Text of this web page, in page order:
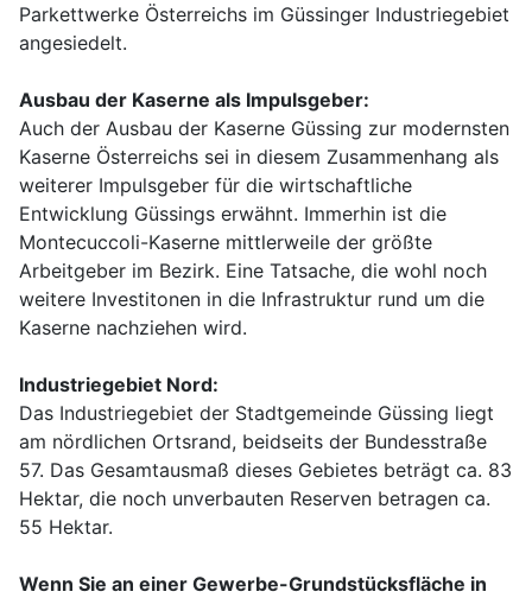
Parkettwerke Österreichs im Güssinger Industriegebiet
angesiedelt.
Ausbau der Kaserne als Impulsgeber:
Auch der Ausbau der Kaserne Güssing zur modernsten
Kaserne Österreichs sei in diesem Zusammenhang als
weiterer Impulsgeber für die wirtschaftliche
Entwicklung Güssings erwähnt. Immerhin ist die
Montecuccoli-Kaserne mittlerweile der größte
Arbeitgeber im Bezirk. Eine Tatsache, die wohl noch
weitere Investitonen in die Infrastruktur rund um die
Kaserne nachziehen wird.
Industriegebiet Nord:
Das Industriegebiet der Stadtgemeinde Güssing liegt
am nördlichen Ortsrand, beidseits der Bundesstraße
57. Das Gesamtausmaß dieses Gebietes beträgt ca. 83
Hektar, die noch unverbauten Reserven betragen ca.
55 Hektar.
Wenn Sie an einer Gewerbe-Grundstücksfläche in